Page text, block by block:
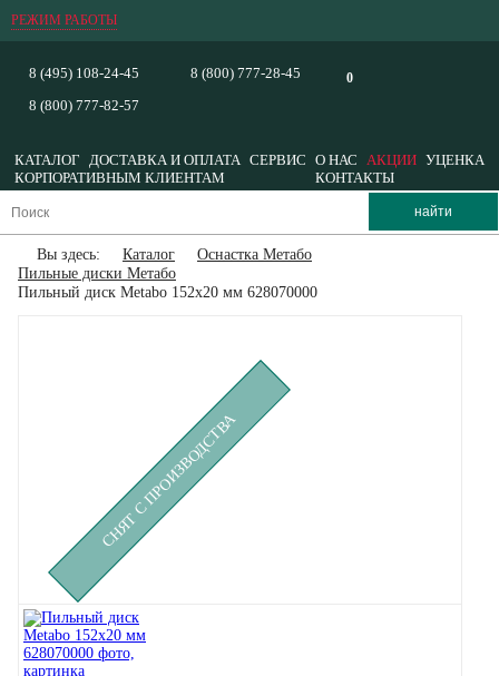
РЕЖИМ РАБОТЫ
0
8 (495) 108-24-45
8 (800) 777-82-57
8 (800) 777-28-45
КАТАЛОГ ДОСТАВКА И ОПЛАТА СЕРВИС О НАС АКЦИИ УЦЕНКА
КОРПОРАТИВНЫМ КЛИЕНТАМ
КОНТАКТЫ
Вы здесь: Каталог
Оснастка Метабо
Пильные диски Метабо
Пильный диск Metabo 152х20 мм 628070000
СНЯТ С ПРОИЗВОДСТВА